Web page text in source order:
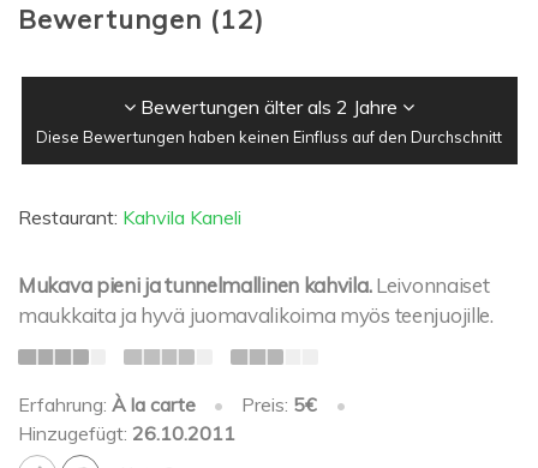
Bewertungen (12)
Bewertungen älter als 2 Jahre
Diese Bewertungen haben keinen Einfluss auf den Durchschnitt
Restaurant: Kahvila Kaneli
Mukava pieni ja tunnelmallinen kahvila. Leivonnaiset
maukkaita ja hyvä juomavalikoima myös teenjuojille.
Erfahrung: À la carte • Preis: 5€
•
Hinzugefügt: 26.10.2011